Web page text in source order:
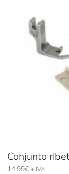
Conjunto
14,99€ + IVA